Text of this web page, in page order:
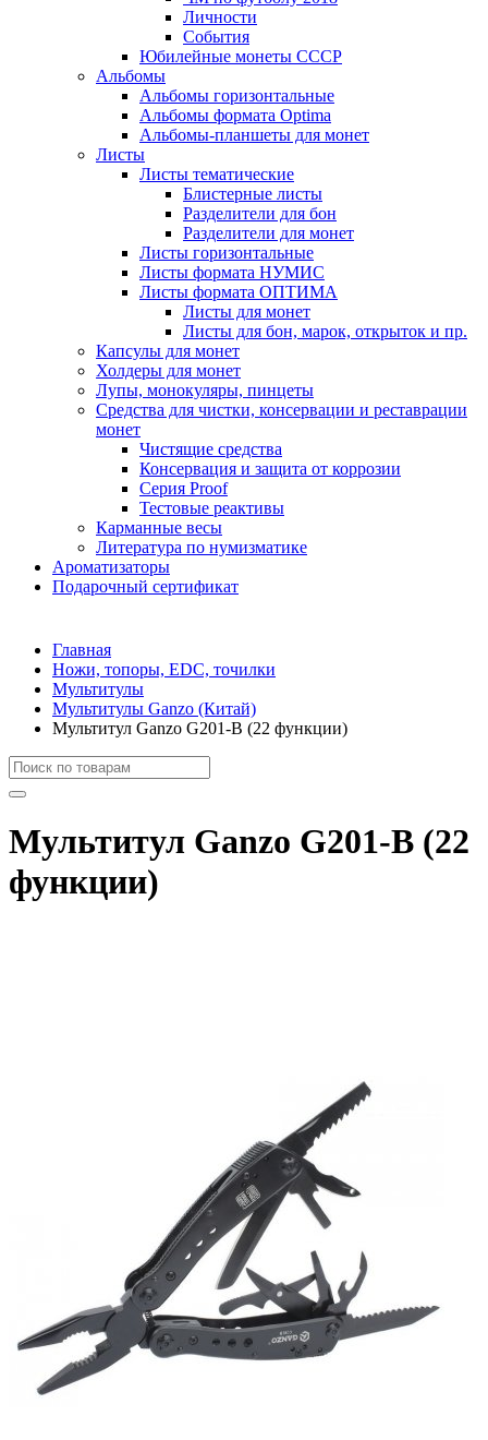
Личности
События
Юбилейные монеты СССР
Альбомы
Альбомы горизонтальные
Альбомы формата Optima
Альбомы-планшеты для монет
Листы
Листы тематические
Блистерные листы
Разделители для бон
Разделители для монет
Листы горизонтальные
Листы формата НУМИС
Листы формата ОПТИМА
Листы для монет
Листы для бон, марок, открыток и пр.
Капсулы для монет
Холдеры для монет
Лупы, монокуляры, пинцеты
Средства для чистки, консервации и реставрации
монет
Чистящие средства
Консервация и защита от коррозии
Серия Proof
Тестовые реактивы
Карманные весы
Литература по нумизматике
Ароматизаторы
Подарочный сертификат
Главная
Ножи, топоры, EDC, точилки
Мультитулы
Мультитулы Ganzo (Китай)
Мультитул Ganzo G201-B (22 функции)
Мультитул Ganzo G201-B (22
функции)